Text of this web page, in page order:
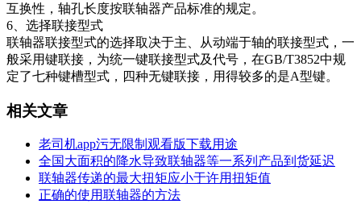
互换性，轴孔长度按联轴器产品标准的规定。
6、选择联接型式
联轴器联接型式的选择取决于主、从动端于轴的联接型式，一
般采用键联接，为统一键联接型式及代号，在GB/T3852中规
定了七种键槽型式，四种无键联接，用得较多的是A型键。
相关文章
老司机app污无限制观看版下载用途
全国大面积的降水导致联轴器等一系列产品到货延迟
联轴器传递的最大扭矩应小于许用扭矩值
正确的使用联轴器的方法